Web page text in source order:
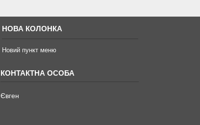
НОВА КОЛОНКА
Новий пункт меню
Євген